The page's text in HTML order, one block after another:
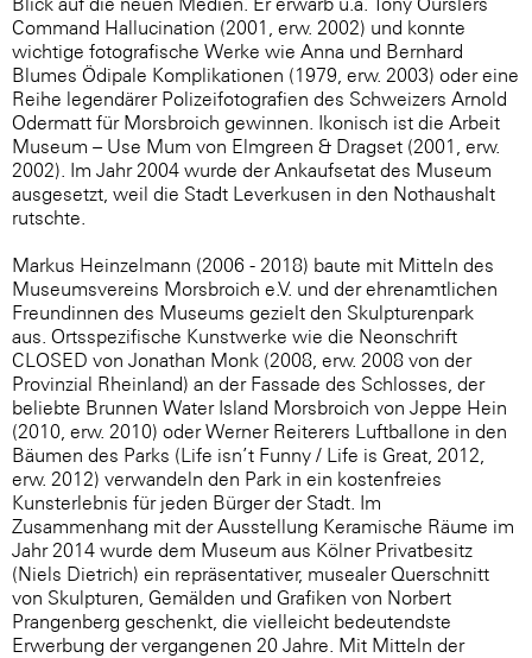
Command Hallucination (2001, erw. 2002) und konnte
wichtige fotografische Werke wie Anna und Bernhard
Blumes Ödipale Komplikationen (1979, erw. 2003) oder eine
Reihe legendärer Polizeifotografien des Schweizers Arnold
Odermatt für Morsbroich gewinnen. Ikonisch ist die Arbeit
Museum – Use Mum von Elmgreen & Dragset (2001, erw.
2002). Im Jahr 2004 wurde der Ankaufsetat des Museum
ausgesetzt, weil die Stadt Leverkusen in den Nothaushalt
rutschte.
Markus Heinzelmann (2006 - 2018) baute mit Mitteln des
Museumsvereins Morsbroich e.V. und der ehrenamtlichen
Freundinnen des Museums gezielt den Skulpturenpark
aus. Ortsspezifische Kunstwerke wie die Neonschrift
CLOSED von Jonathan Monk (2008, erw. 2008 von der
Provinzial Rheinland) an der Fassade des Schlosses, der
beliebte Brunnen Water Island Morsbroich von Jeppe Hein
(2010, erw. 2010) oder Werner Reiterers Luftballone in den
Bäumen des Parks (Life isn’t Funny / Life is Great, 2012,
erw. 2012) verwandeln den Park in ein kostenfreies
Kunsterlebnis für jeden Bürger der Stadt. Im
Zusammenhang mit der Ausstellung Keramische Räume im
Jahr 2014 wurde dem Museum aus Kölner Privatbesitz
(Niels Dietrich) ein repräsentativer, musealer Querschnitt
von Skulpturen, Gemälden und Grafiken von Norbert
Prangenberg geschenkt, die vielleicht bedeutendste
Erwerbung der vergangenen 20 Jahre. Mit Mitteln der